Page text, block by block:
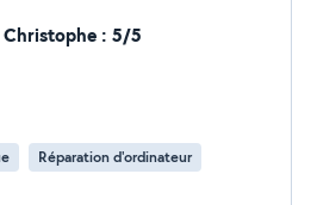
tout faire et même si je
quelqu'un pour vous
Christophe : 5/5
Réparation d'ordinateur